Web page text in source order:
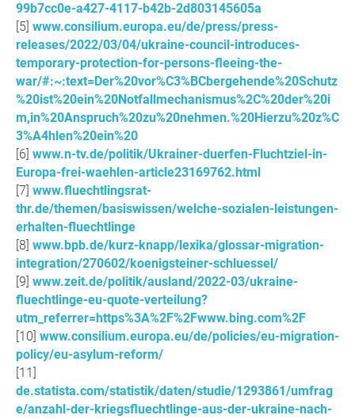
99b7cc0e-a427-4117-b42b-2d803145605a
www.consilium.europa.eu/de/press/press-
releases/2022/03/04/ukraine-council-introduces-
temporary-protection-for-persons-fleeing-the-
war/#:~:text=Der%20vor%C3%BCbergehende%20Schutz
%20ist%20ein%20Notfallmechanismus%2C%20der%20i
m,in%20Anspruch%20zu%20nehmen.%20Hierzu%20z%C
3%A4hlen%20ein%20
www.n-tv.de/politik/Ukrainer-duerfen-Fluchtziel-in-
Europa-frei-waehlen-article23169762.html
www.fluechtlingsrat-
thr.de/themen/basiswissen/welche-sozialen-leistungen-
erhalten-fluechtlinge
www.bpb.de/kurz-knapp/lexika/glossar-migration-
integration/270602/koenigsteiner-schluessel/
www.zeit.de/politik/ausland/2022-03/ukraine-
fluechtlinge-eu-quote-verteilung?
utm_referrer=https%3A%2F%2Fwww.bing.com%2F
www.consilium.europa.eu/de/policies/eu-migration-
policy/eu-asylum-reform/
de.statista.com/statistik/daten/studie/1293861/umfrag
e/anzahl-der-kriegsfluechtlinge-aus-der-ukraine-nach-